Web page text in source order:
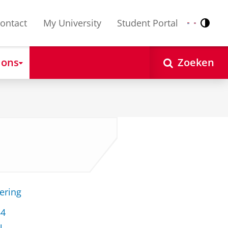
My University Student Portal Nederlands
English
Zoeken